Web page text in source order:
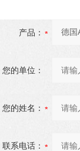
产品：
您的单位：
您的姓名：
联系电话：